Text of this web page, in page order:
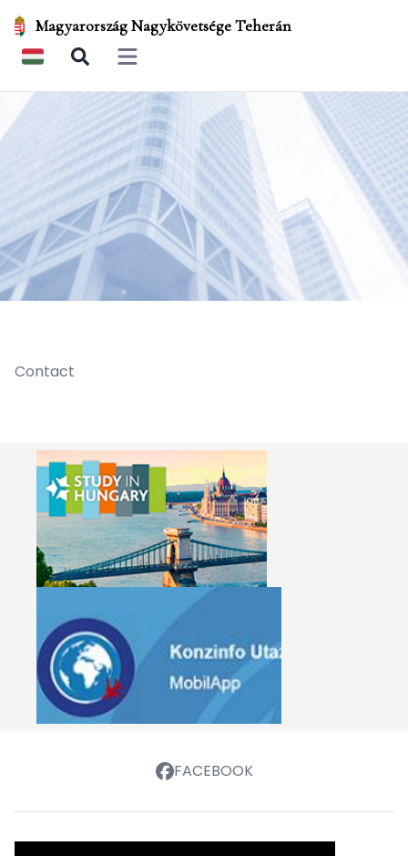
Magyarország Nagykövetsége Teherán
Open main menu
Contact
FACEBOOK